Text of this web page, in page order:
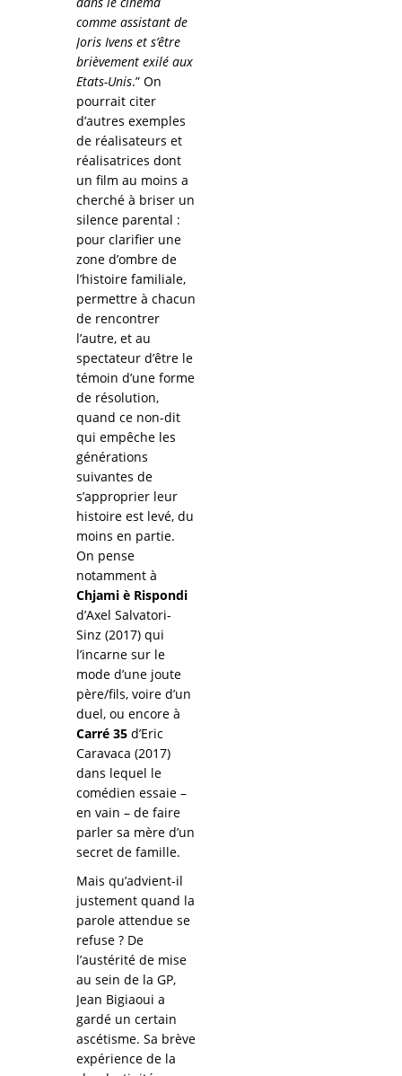
comme assistant de
Joris Ivens et s’être
brièvement exilé aux
Etats-Unis.” On
pourrait citer
d’autres exemples
de réalisateurs et
réalisatrices dont
un film au moins a
cherché à briser un
silence parental :
pour clarifier une
zone d’ombre de
l’histoire familiale,
permettre à chacun
de rencontrer
l’autre, et au
spectateur d’être le
témoin d’une forme
de résolution,
quand ce non-dit
qui empêche les
générations
suivantes de
s’approprier leur
histoire est levé, du
moins en partie.
On pense
notamment à
Chjami è Rispondi
d’Axel Salvatori-
Sinz (2017) qui
l’incarne sur le
mode d’une joute
père/fils, voire d’un
duel, ou encore à
Carré 35 d’Eric
Caravaca (2017)
dans lequel le
comédien essaie –
en vain – de faire
parler sa mère d’un
secret de famille.
Mais qu’advient-il
justement quand la
parole attendue se
refuse ? De
l’austérité de mise
au sein de la GP,
Jean Bigiaoui a
gardé un certain
ascétisme. Sa brève
expérience de la